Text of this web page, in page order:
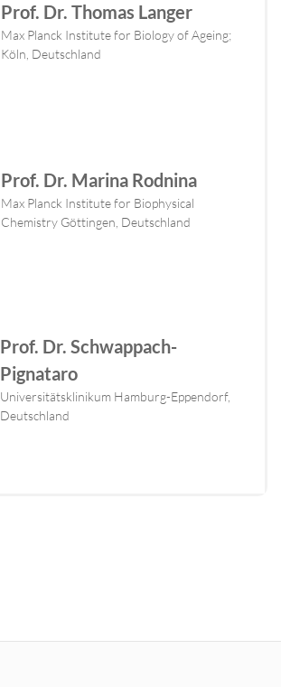
Prof. Dr. Thomas Langer
Max Planck Institute for Biology of Ageing;
Köln, Deutschland
Prof. Dr. Marina Rodnina
Max Planck Institute for Biophysical
Chemistry Göttingen, Deutschland
Prof. Dr. Schwappach-
Pignataro
Universitätsklinikum Hamburg-Eppendorf,
Deutschland